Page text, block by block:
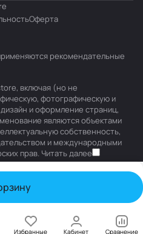
Избранные Кабинет Сравнение
Оферта
рекомендательные
включая (но не
фотографическую и
и оформление страниц,
являются объектами
собственность,
и международными
прав. Читать далее